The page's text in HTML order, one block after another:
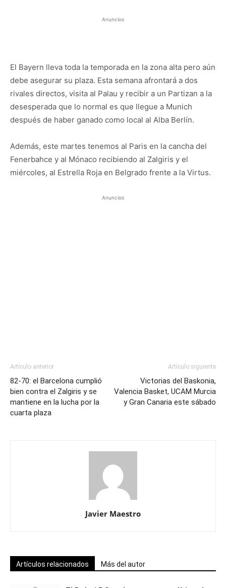
Anuncios
El Bayern lleva toda la temporada en la zona alta pero aún
debe asegurar su plaza. Esta semana afrontará a dos
rivales directos, visita al Palau y recibir a un Partizan a la
desesperada que lo normal es que llegue a Munich
después de haber ganado como local al Alba Berlín.
Además, este martes tenemos al Paris en la cancha del
Fenerbahce y al Mónaco recibiendo al Zalgiris y el
miércoles, al Estrella Roja en Belgrado frente a la Virtus.
Anuncios
Artículo anterior
82-70: el Barcelona cumplió
bien contra el Zalgiris y se
mantiene en la lucha por la
cuarta plaza
Artículo siguiente
Victorias del Baskonia,
Valencia Basket, UCAM Murcia
y Gran Canaria este sábado
Javier Maestro
Artículos relacionados Más del autor